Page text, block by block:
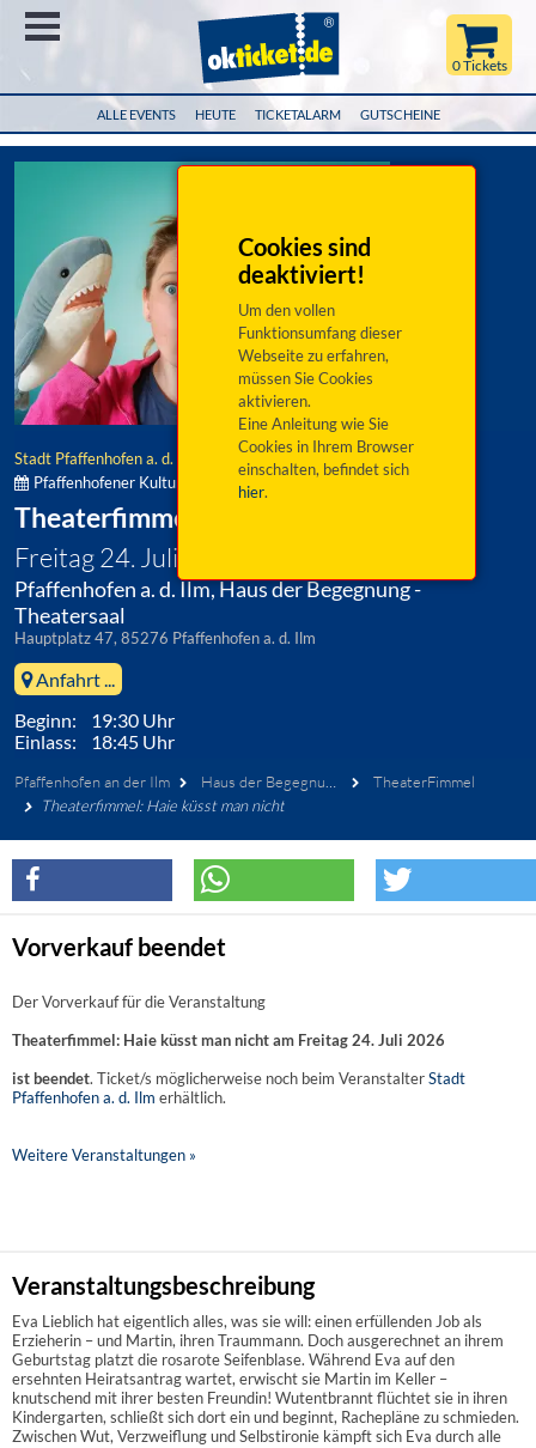
ALLE EVENTS HEUTE TICKETALARM GUTSCHEINE
0 Tickets
Cookies sind
deaktiviert!
Um den vollen
Funktionsumfang dieser
Webseite zu erfahren,
müssen Sie Cookies
aktivieren.
Eine Anleitung wie Sie
Cookies in Ihrem Browser
einschalten, befindet sich
hier.
Stadt Pfaffenhofen a. d. Ilm
Pfaffenhofener Kultursommer:
Theaterfimmel: Haie küsst man nicht
Freitag 24. Juli 2026
Pfaffenhofen a. d. Ilm, Haus der Begegnung -
Theatersaal
Hauptplatz 47, 85276 Pfaffenhofen a. d. Ilm
Anfahrt ...
Beginn: 19:30 Uhr
Einlass: 18:45 Uhr
Pfaffenhofen an der Ilm Haus der Begegnung - Theatersaal
TheaterFimmel
Theaterfimmel: Haie küsst man nicht
Vorverkauf beendet
Der Vorverkauf für die Veranstaltung
Theaterfimmel: Haie küsst man nicht am Freitag 24. Juli 2026
ist beendet. Ticket/s möglicherweise noch beim VeranstalterStadt
Pfaffenhofen a. d. Ilm erhältlich.
Weitere Veranstaltungen »
Veranstaltungsbeschreibung
Eva Lieblich hat eigentlich alles, was sie will: einen erfüllenden Job als
Erzieherin – und Martin, ihren Traummann. Doch ausgerechnet an ihrem
Geburtstag platzt die rosarote Seifenblase. Während Eva auf den
ersehnten Heiratsantrag wartet, erwischt sie Martin im Keller –
knutschend mit ihrer besten Freundin! Wutentbrannt flüchtet sie in ihren
Kindergarten, schließt sich dort ein und beginnt, Rachepläne zu schmieden.
Zwischen Wut, Verzweiflung und Selbstironie kämpft sich Eva durch alle